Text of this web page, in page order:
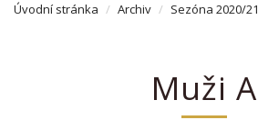
Úvodní stránka Archiv Sezóna 2020/21
Muži A